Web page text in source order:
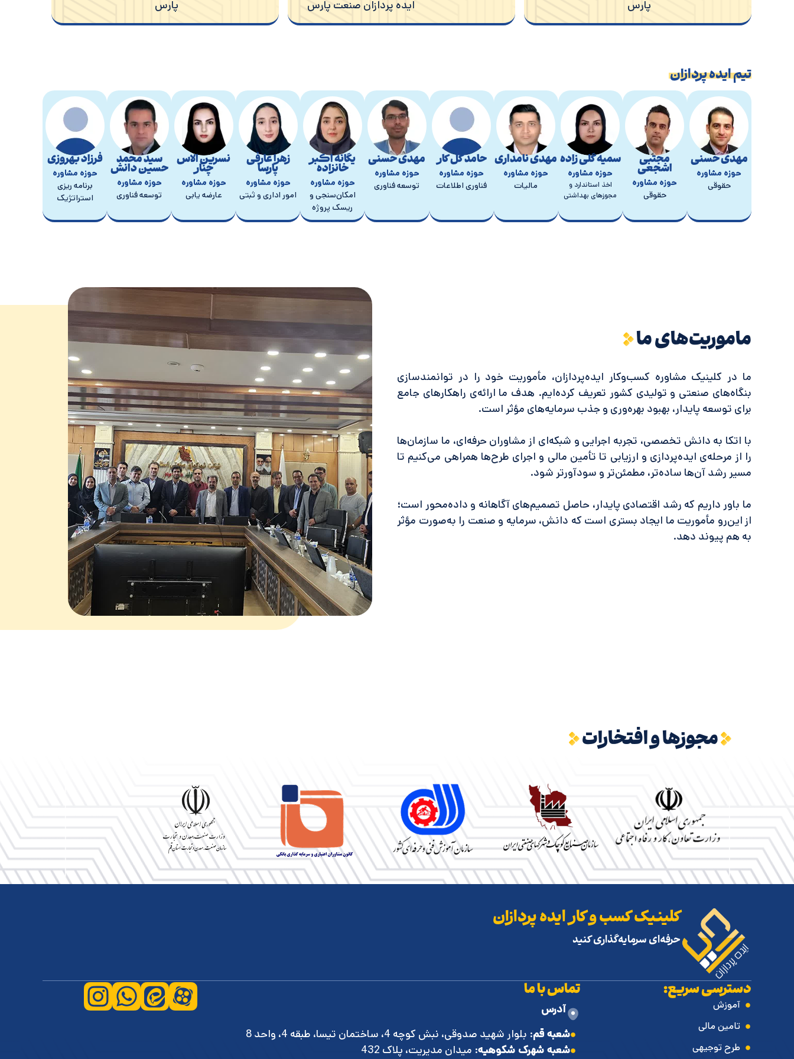
پارس
مسعود قاضی
مدیرعامل و بنیان گذار شرکت ایده پردازان صنعت پارس
ایده پردازان صنعت پارس
محدثه سادات رضائی
مدیر توسعه بازار شرکت ایده پردازان صنعت پارس
پارس
فاطمه بابائی
مدیر نظارت وکنترل پروژه شرکت ایده پردازان صنعت پارس
تیم ایده پردازان
مهدی حسنی
حوزه مشاوره
حقوقی
مجتبی
اشجعی
حوزه مشاوره
حقوقی
سمیه گلی زاده
حوزه مشاوره
اخذ استاندارد و
مجوزهای بهداشتی
مهدی نامداری
حوزه مشاوره
مالیات
حامد گل کار
حوزه مشاوره
فناوری اطلاعات
مهدی حسنی
حوزه مشاوره
توسعه فناوری
یگانه اکبر
خانزاده
حوزه مشاوره
امکان‌سنجی و
ریسک پروژه
زهرا عارفی
پارسا
حوزه مشاوره
امور اداری و ثبتی
نسرین الاس
چنار
حوزه مشاوره
عارضه یابی
سید محمد
حسین دانش
حوزه مشاوره
توسعه فناوری
فرزاد بهروزی
حوزه مشاوره
برنامه ریزی
استراتژیک
ماموریت‌های ما
ما در کلینیک مشاوره کسب‌وکار ایده‌پردازان، مأموریت خود را در توانمندسازی
بنگاه‌های صنعتی و تولیدی کشور تعریف کرده‌ایم. هدف ما ارائه‌ی راهکارهای جامع
برای توسعه پایدار، بهبود بهره‌وری و جذب سرمایه‌های مؤثر است.
با اتکا به دانش تخصصی، تجربه اجرایی و شبکه‌ای از مشاوران حرفه‌ای، ما سازمان‌ها
را از مرحله‌ی ایده‌پردازی و ارزیابی تا تأمین مالی و اجرای طرح‌ها همراهی می‌کنیم تا
مسیر رشد آن‌ها ساده‌تر، مطمئن‌تر و سودآورتر شود.
ما باور داریم که رشد اقتصادی پایدار، حاصل تصمیم‌های آگاهانه و داده‌محور است؛
از این‌رو مأموریت ما ایجاد بستری است که دانش، سرمایه و صنعت را به‌صورت مؤثر
به هم پیوند دهد.
مجوزها و افتخارات
کلینیک کسب و کار ایده پردازان
حرفه‌ای سرمایه‌گذاری کنید
دسترسی سریع:
آموزش
تامین مالی
طرح توجیهی
تماس با ما
آدرس
شعبه قم: بلوار شهید صدوقی، نبش کوچه 4، ساختمان تیسا، طبقه 4، واحد 8
شعبه شهرک شکوهیه: میدان مدیریت، پلاک 432